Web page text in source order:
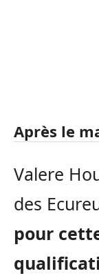
Après le
Valere
des
pour